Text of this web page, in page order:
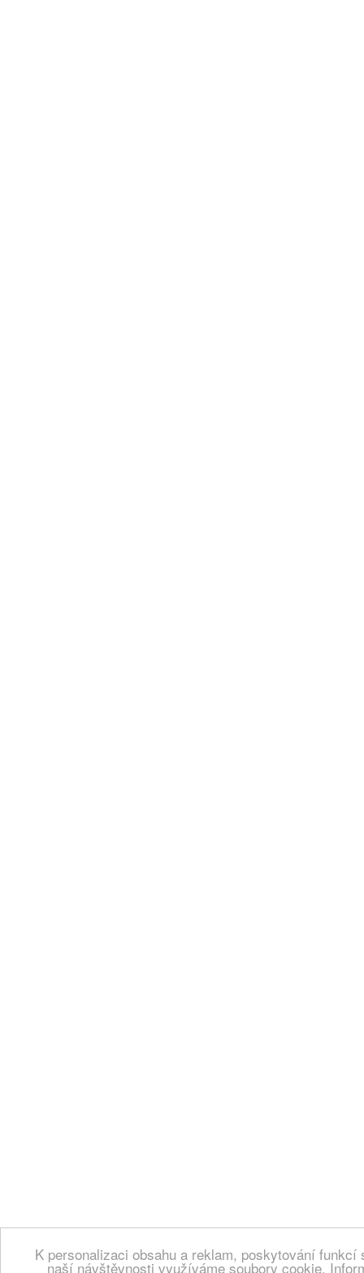
K personalizaci obsahu a reklam, poskytování
naší návštěvnosti využíváme soubory cookie.